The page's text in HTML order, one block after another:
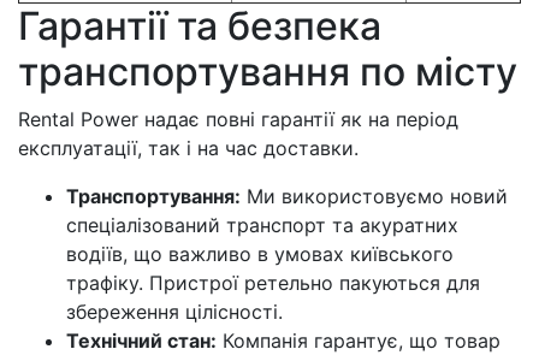
Гарантії та безпека
транспортування по місту
Rental Power надає повні гарантії як на період
експлуатації, так і на час доставки.
Транспортування: Ми використовуємо новий
спеціалізований транспорт та акуратних
водіїв, що важливо в умовах київського
трафіку. Пристрої ретельно пакуються для
збереження цілісності.
Технічний стан: Компанія гарантує, що товар